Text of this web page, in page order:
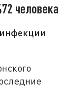
человека